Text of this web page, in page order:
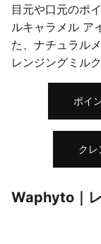
目元や口元のポ
ルキャラメル ア
た、ナチュラル
レンジングミル
ポイ
ク
Waphyto｜